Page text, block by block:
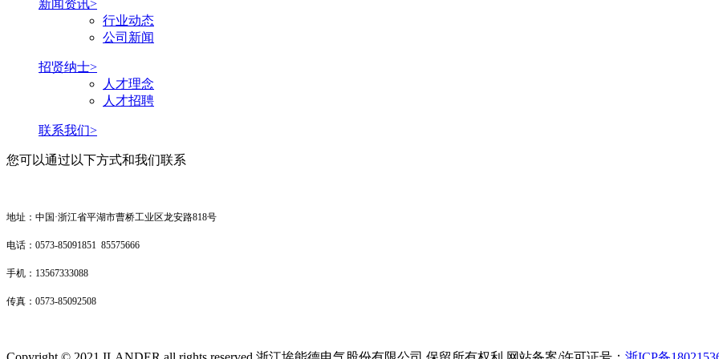
新闻资讯>
行业动态
公司新闻
招贤纳士>
人才理念
人才招聘
联系我们>
您可以通过以下方式和我们联系
地址：中国·浙江省平湖市曹桥工业区龙安路818号
电话：0573-85091851 85575666
手机：13567333088
传真：0573-85092508